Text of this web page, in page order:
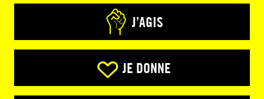
J’AGIS
JE DONNE